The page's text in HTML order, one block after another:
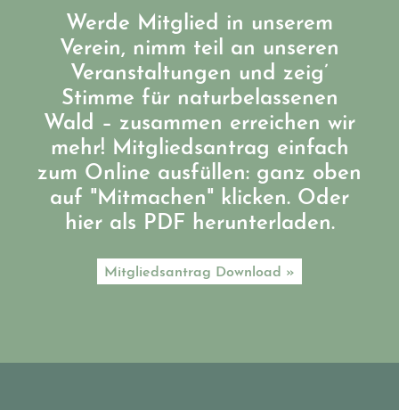
Werde Mitglied in unserem
Verein, nimm teil an unseren
Veranstaltungen und zeig’
Stimme für naturbelassenen
Wald – zusammen erreichen wir
mehr! Mitgliedsantrag einfach
zum Online ausfüllen: ganz oben
auf "Mitmachen" klicken. Oder
hier als PDF herunterladen.
Mitgliedsantrag Download »